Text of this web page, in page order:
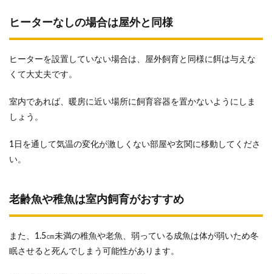
ヒーターなしの場合は屋外と同様
ヒーターを設置していない場合は、屋外飼育と同様に餌は与えな
くて大丈夫です。
室内であれば、暖房に近い場所に飼育容器を置かないようにしま
しょう。
1日を通して気温の変化が激しくない部屋や玄関に移動してくださ
い。
老齢魚や稚魚は室内飼育がおすすめ
また、1.5㎝未満の稚魚や老魚、弱っている成魚は体が弱いため冬
眠させると死んでしまう可能性があります。